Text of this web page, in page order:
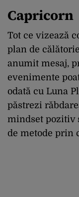
Capricorn
Tot ce vizează
plan de
anumit mesaj,
evenimente
odată cu Luna
păstrezi
mindset pozitiv
de metode prin